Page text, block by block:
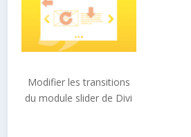
Modifier les transitions
du module slider de Divi